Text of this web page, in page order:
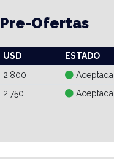
Pre-Ofertas
USD ESTADO
2.800
Aceptada
2.750
Aceptada